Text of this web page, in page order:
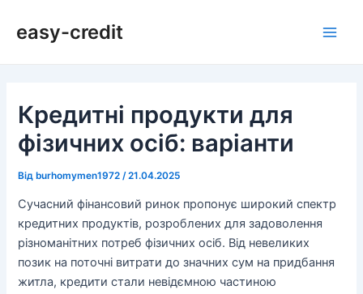
easy-credit
Кредитні продукти для
фізичних осіб: варіанти
Відburhomymen1972 /21.04.2025
Сучасний фінансовий ринок пропонує широкий спектр
кредитних продуктів, розроблених для задоволення
різноманітних потреб фізичних осіб. Від невеликих
позик на поточні витрати до значних сум на придбання
житла, кредити стали невідємною частиною
по